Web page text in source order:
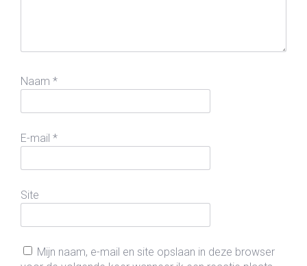
Naam *
E-mail *
Site
Mijn naam, e-mail en site opslaan in deze browser